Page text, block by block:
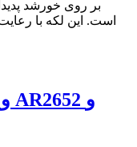
است. این لکه با